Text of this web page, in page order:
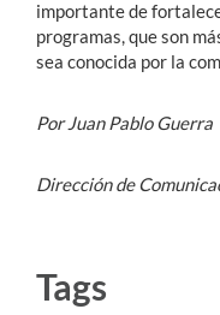
importante de
programas, que son
sea conocida por la
Por Juan Pablo Guerra
Dirección de
Tags